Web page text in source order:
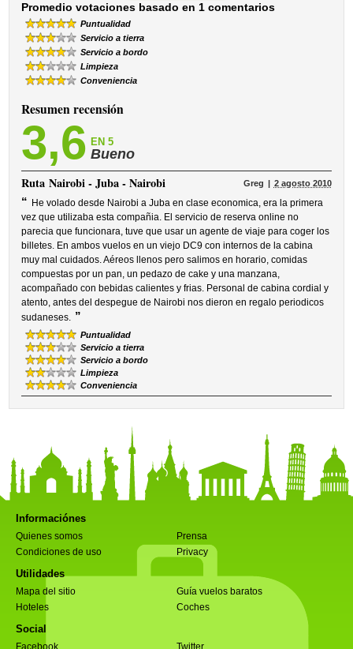
Promedio votaciones basado en 1 comentarios
Puntualidad
Servicio a tierra
Servicio a bordo
Limpieza
Conveniencia
Resumen recensión
3,6 EN 5
Bueno
RutaNairobi - Juba - Nairobi Greg 2 agosto 2010
“ He volado desde Nairobi a Juba en clase economica, era la primera
vez que utilizaba esta compañia. El servicio de reserva online no
parecia que funcionara, tuve que usar un agente de viaje para coger los
billetes. En ambos vuelos en un viejo DC9 con internos de la cabina
muy mal cuidados. Aéreos llenos pero salimos en horario, comidas
compuestas por un pan, un pedazo de cake y una manzana,
acompañado con bebidas calientes y frias. Personal de cabina cordial y
atento, antes del despegue de Nairobi nos dieron en regalo periodicos
sudaneses. ”
Puntualidad
Servicio a tierra
Servicio a bordo
Limpieza
Conveniencia
Informaciónes
Quienes somos
Prensa
Condiciones de uso
Privacy
Utilidades
Mapa del sitio
Guía vuelos baratos
Hoteles
Coches
Social
Facebook Twitter